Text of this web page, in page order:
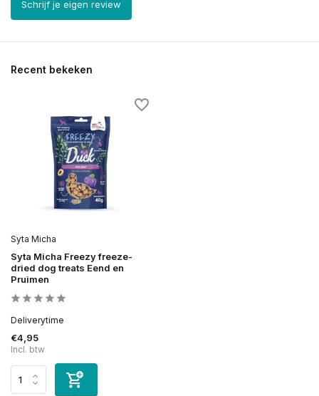
Schrijf je eigen review
Recent bekeken
Syta Micha
Syta Micha Freezy freeze-
dried dog treats Eend en
Pruimen
Deliverytime
€4,95
Incl. btw